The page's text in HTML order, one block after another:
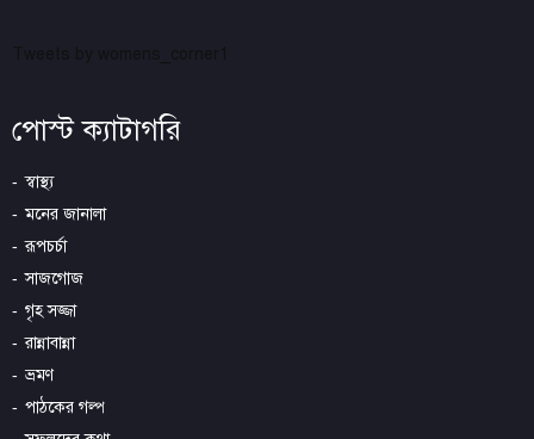
পোস্ট ক্যাটাগরি
স্বাস্থ্য
মনের জানালা
রূপচর্চা
সাজগোজ
গৃহ সজ্জা
রান্নাবান্না
ভ্রমণ
পাঠকের গল্প